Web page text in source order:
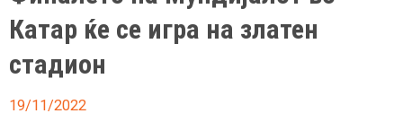
Катар ќе се игра на златен
стадион
19/11/2022